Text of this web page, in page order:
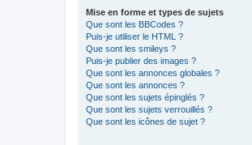
Mise en forme et types de sujets
Que sont les BBCodes ?
Puis-je utiliser le HTML ?
Que sont les smileys ?
Puis-je publier des images ?
Que sont les annonces globales ?
Que sont les annonces ?
Que sont les sujets épinglés ?
Que sont les sujets verrouillés ?
Que sont les icônes de sujet ?